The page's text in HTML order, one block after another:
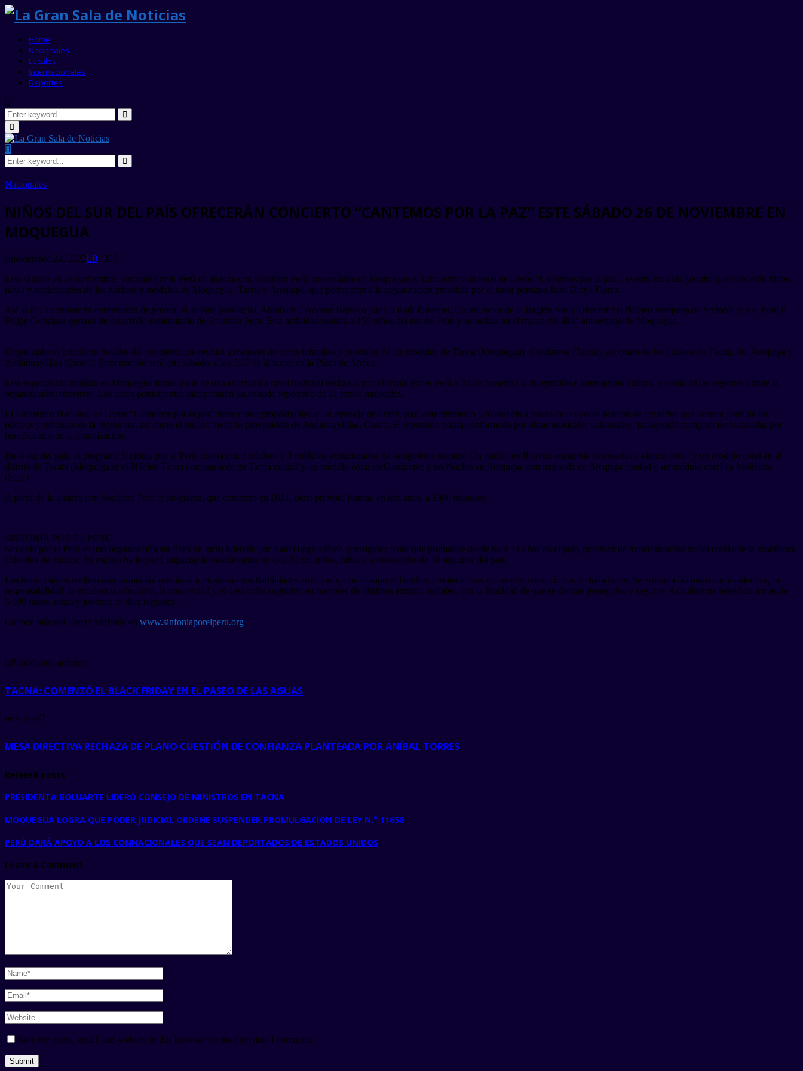
Home
Nacionales
Locales
Internacionales
Deportes
Search
for:
Search
Primary
Menu
Search
for:
Search
Nacionales
NIÑOS DEL SUR DEL PAÍS OFRECERÁN CONCIERTO “CANTEMOS POR LA PAZ” ESTE SÁBADO 26 DE NOVIEMBRE EN
MOQUEGUA
noviembre 24, 2022 0
359
Este sábado 26 de noviembre, Sinfonía por el Perú en alianza con Southern Perú, presentarán en Moquegua el Encuentro Nacional de Coros “Cantemos por la paz”, evento musical gratuito que ofrecerán niños,
niñas y adolescentes de los núcleos y módulos de Moquegua, Tacna y Arequipa, que pertenecen a la organización presidida por el tenor peruano Juan Diego Flórez.
Así lo dio a conocer en conferencia de prensa, el alcalde provincial, Abraham Cárdenas Romero junto a Raúl Pimentel, Coordinador de la Región Sur y Director del Núcleo Arequipa de Sinfonía por el Perú y
Felipe González gerente de desarrollo comunitario de Southern Perú. Esta actividad reunirá a 150 niños del sur del Perú y se realiza en el marco del 481° aniversario de Moquegua.
Organizadores brindaron detalles del concierto que reunirá a menores de coros infantiles y juveniles de los módulos de Torata (Moquegua), Candarave (Tacna), así como de los núcleos de Tacna, Ilo, Arequipa y
Andahuaylillas (Cusco). Presentación será este sábado, a las 5:00 de la tarde, en la Plaza de Armas.
Este espectáculo musical en Moquegua forma parte de una actividad a nivel nacional realizada por Sinfonía por el Perú a fin de fomentar la integración e intercambio cultural y social de las regiones donde la
organización interviene. Los coros participantes interpretarán un variado repertorio de 21 temas musicales.
El Encuentro Nacional de Coros “Cantemos por la paz” tiene como propósito llevar un mensaje de unión, paz, entendimiento y tolerancia a través de las voces blancas de los niños que forman parte de los
núcleos y módulos de la región sur, asi como el núcleo invitado proveniente de Andahuaylillas, Cusco. El repertorio estará conformado por obras musicales universales, incluyendo composiciones creadas por
beneficiarios de la organización.
En el sur del país, el programa Sinfonía por el Perú cuenta con 3 núcleos y 3 módulos estructurados de la siguiente manera: Un núcleo en Ilo (con ensamble de cuerdas y elenco coral) y un módulo coral en el
distrito de Torata (Moquegua); el Núcleo Tacna con una sede en Tacna ciudad y un módulo coral en Candarave y un Núcleo en Arequipa, con una sede en Arequipa ciudad y un módulo coral en Mollendo
(Islay).
A partir de la alianza con Southern Perú el programa, que comenzó en 2021, tiene previsto formar, en tres años, a 1300 menores.
SINFONÍA POR EL PERÚ
Sinfonía por el Perú es una organización sin fines de lucro liderada por Juan Diego Flórez, prestigioso tenor que promueve desde hace 11 años en el país, procesos de transformación social mediante la enseñanza
colectiva de música. Su trabajo ha logrado impactar favorablemente en casi 30 mil niños, niñas y adolescentes de 10 regiones del país.
Los beneficiarios reciben una formación orientada a incentivar sus habilidades artísticas y, con el soporte familiar, fortalecen sus valores morales, cívicos y ciudadanos. Se estimula la convivencia colectiva, la
responsabilidad, la excelencia educativa, la creatividad y el desarrollo cognitivo en menores de distintos estratos sociales, con la finalidad de que se sientan protegidos y seguros. Actualmente beneficia a más de
5,000 niños, niñas y jóvenes en diez regiones.
Conoce más del Efecto Sinfonía en www.sinfoniaporelperu.org.
Publicación anterior
TACNA: COMENZÓ EL BLACK FRIDAY EN EL PASEO DE LAS AGUAS
next post
MESA DIRECTIVA RECHAZA DE PLANO CUESTIÓN DE CONFIANZA PLANTEADA POR ANÍBAL TORRES
Related posts
PRESIDENTA BOLUARTE LIDERÓ CONSEJO DE MINISTROS EN TACNA
MOQUEGUA LOGRA QUE PODER JUDICIAL ORDENE SUSPENDER PROMULGACION DE LEY N.° 11658
PERÚ DARÁ APOYO A LOS CONNACIONALES QUE SEAN DEPORTADOS DE ESTADOS UNIDOS
Leave a Comment
Save my name, email, and website in this browser for the next time I comment.